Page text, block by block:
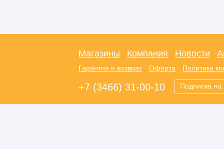
Магазины Компания Новости
Гарантия и возврат Оферта Политика
+7 (3466) 31-00-10 Подписка на